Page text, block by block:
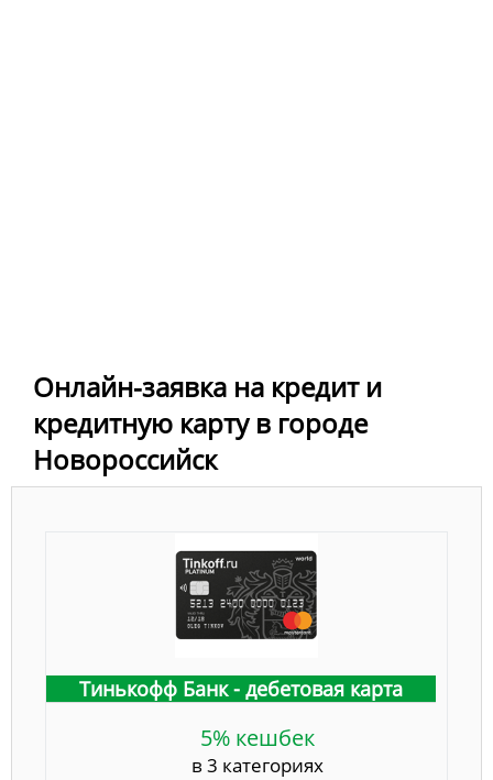
Онлайн-заявка на кредит и
кредитную карту в городе
Новороссийск
Тинькофф Банк - дебетовая карта
5% кешбек
в 3 категориях